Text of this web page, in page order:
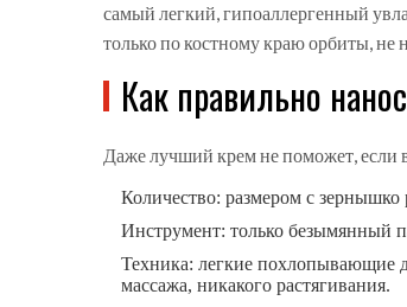
самый легкий, гипоаллергенный
только по костному краю орбиты, не
Как правильно
Даже лучший крем не поможет, если
Количество: размером с зернышко
Инструмент: только безымянный
Техника: легкие похлопывающие
массажа, никакого растягивания.